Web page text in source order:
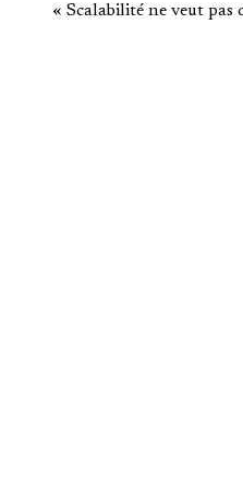
« Scalabilité ne veut pas